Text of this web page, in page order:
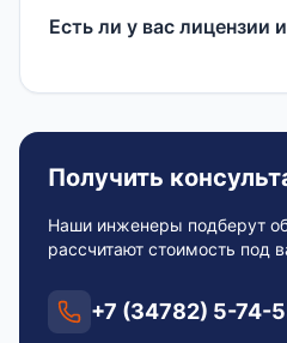
Есть ли у вас лицензии
Получить
Наши инженеры подберут
рассчитают стоимость под
+7 (34782) 5-74-